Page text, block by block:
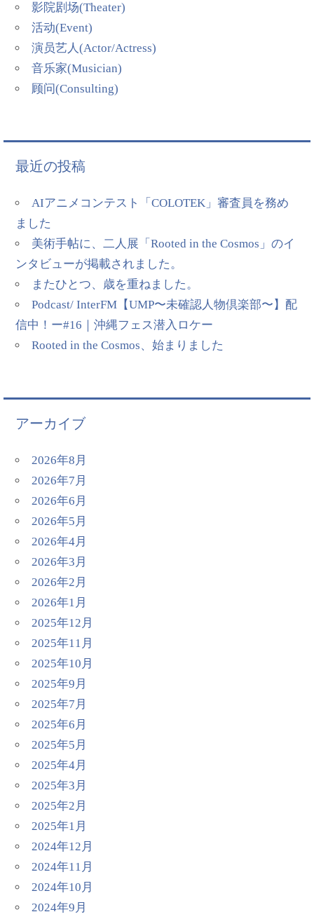
影院剧场(Theater)
活动(Event)
演员艺人(Actor/Actress)
音乐家(Musician)
顾问(Consulting)
最近の投稿
AIアニメコンテスト「COLOTEK」審査員を務め
ました
美術手帖に、二人展「Rooted in the Cosmos」のイ
ンタビューが掲載されました。
またひとつ、歳を重ねました。
Podcast/ InterFM【UMP〜未確認人物倶楽部〜】配
信中！ー#16｜沖縄フェス潜入ロケー
Rooted in the Cosmos、始まりました
アーカイブ
2026年8月
2026年7月
2026年6月
2026年5月
2026年4月
2026年3月
2026年2月
2026年1月
2025年12月
2025年11月
2025年10月
2025年9月
2025年7月
2025年6月
2025年5月
2025年4月
2025年3月
2025年2月
2025年1月
2024年12月
2024年11月
2024年10月
2024年9月